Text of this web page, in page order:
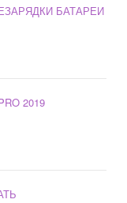
БАТАРЕИ
2019